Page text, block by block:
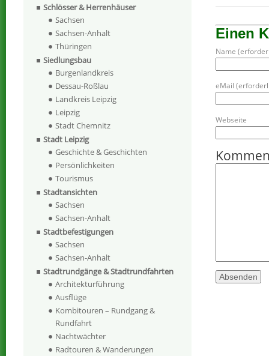
Einen
Name
eMail
Webseite
Schlösser & Herrenhäuser
Sachsen
Sachsen-Anhalt
Thüringen
Siedlungsbau
Burgenlandkreis
Dessau-Roßlau
Landkreis Leipzig
Leipzig
Stadt Chemnitz
Stadt Leipzig
Geschichte & Geschichten
Persönlichkeiten
Tourismus
Stadtansichten
Sachsen
Sachsen-Anhalt
Stadtbefestigungen
Sachsen
Sachsen-Anhalt
Stadtrundgänge & Stadtrundfahrten
Architekturführung
Ausflüge
Kombitouren – Rundgang &
Rundfahrt
Nachtwächter
Radtouren & Wanderungen